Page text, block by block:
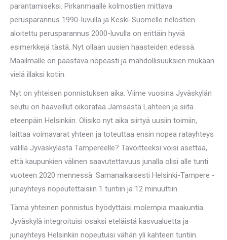
parantamiseksi. Pirkanmaalle kolmostien mittava
perusparannus 1990-luvulla ja Keski-Suomelle nelostien
aloitettu perusparannus 2000-luvulla on erittäin hyviä
esimerkkejä tästä. Nyt ollaan uusien haasteiden edessä.
Maailmalle on päästävä nopeasti ja mahdollisuuksien mukaan
vielä illaksi kotiin.
Nyt on yhteisen ponnistuksen aika. Viime vuosina Jyväskylän
seutu on haaveillut oikorataa Jämsästä Lahteen ja siitä
eteenpäin Helsinkiin. Olisiko nyt aika siirtyä uusiin toimiin,
laittaa voimavarat yhteen ja toteuttaa ensin nopea ratayhteys
välillä Jyväskylästä Tampereelle? Tavoitteeksi voisi asettaa,
että kaupunkien välinen saavutettavuus junalla olisi alle tunti
vuoteen 2020 mennessä. Samanaikaisesti Helsinki-Tampere -
junayhteys nopeutettaisiin 1 tuntiin ja 12 minuuttiin.
Tämä yhteinen ponnistus hyödyttäisi molempia maakuntia.
Jyväskylä integroituisi osaksi eteläistä kasvualuetta ja
junayhteys Helsinkiin nopeutuisi vähän yli kahteen tuntiin.